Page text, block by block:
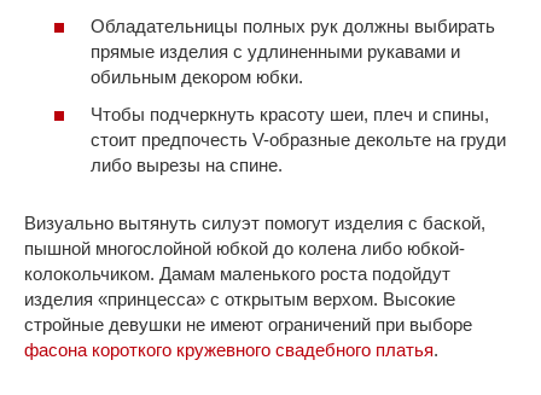
Обладательницы полных рук должны выбирать
прямые изделия с удлиненными рукавами и
обильным декором юбки.
Чтобы подчеркнуть красоту шеи, плеч и спины,
стоит предпочесть V-образные декольте на груди
либо вырезы на спине.
Визуально вытянуть силуэт помогут изделия с баской,
пышной многослойной юбкой до колена либо юбкой-
колокольчиком. Дамам маленького роста подойдут
изделия «принцесса» с открытым верхом. Высокие
стройные девушки не имеют ограничений при выборе
фасона короткого кружевного свадебного платья.